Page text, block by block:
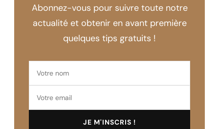
Abonnez-vous pour suivre toute notre
actualité et obtenir en avant première
quelques tips gratuits !